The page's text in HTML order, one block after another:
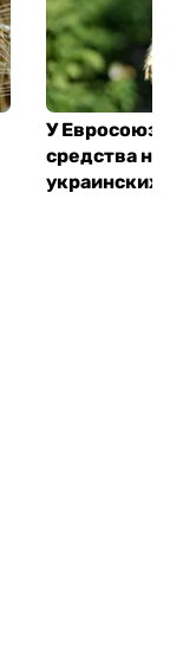
У
средства